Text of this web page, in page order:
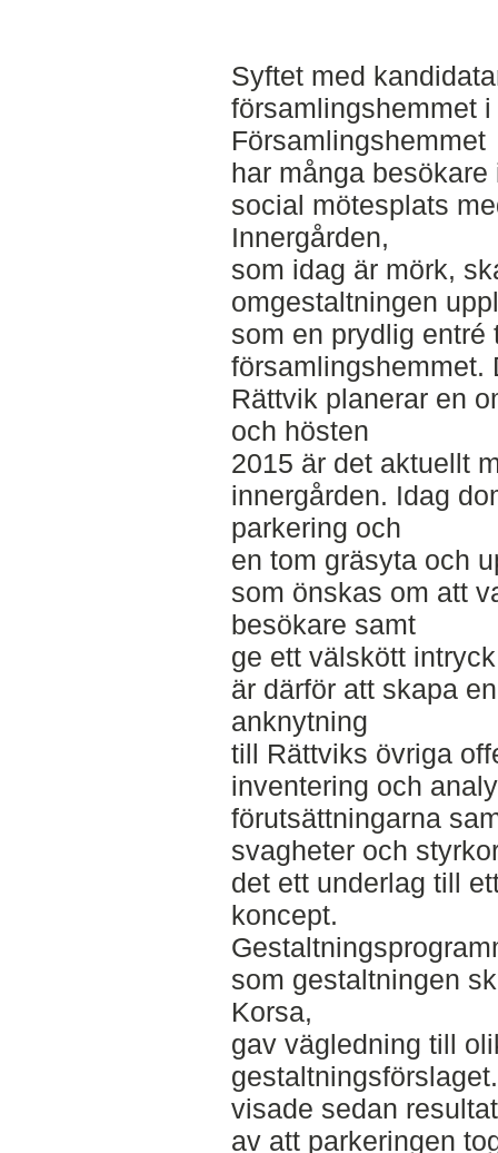
Syftet med
församlingshemmet
Församlingshemmet
har många
social mötesplats
Innergården,
som idag är mörk,
omgestaltningen
som en prydlig entré
församlingshemmet.
Rättvik planerar en
och hösten
2015 är det aktuellt
innergården. Idag
parkering och
en tom gräsyta och
som önskas om att
besökare samt
ge ett välskött
är därför att skapa
anknytning
till Rättviks övriga
inventering och
förutsättningarna
svagheter och
det ett underlag till
koncept.
som gestaltningen
Korsa,
gav vägledning till
visade sedan
av att parkeringen